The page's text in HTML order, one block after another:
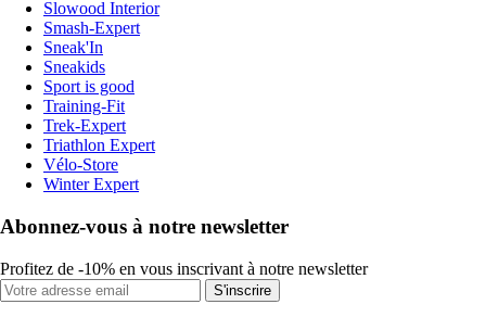
Slowood Interior
Smash-Expert
Sneak'In
Sneakids
Sport is good
Training-Fit
Trek-Expert
Triathlon Expert
Vélo-Store
Winter Expert
Abonnez-vous à notre newsletter
Profitez de -10% en vous inscrivant à notre newsletter
S'inscrire